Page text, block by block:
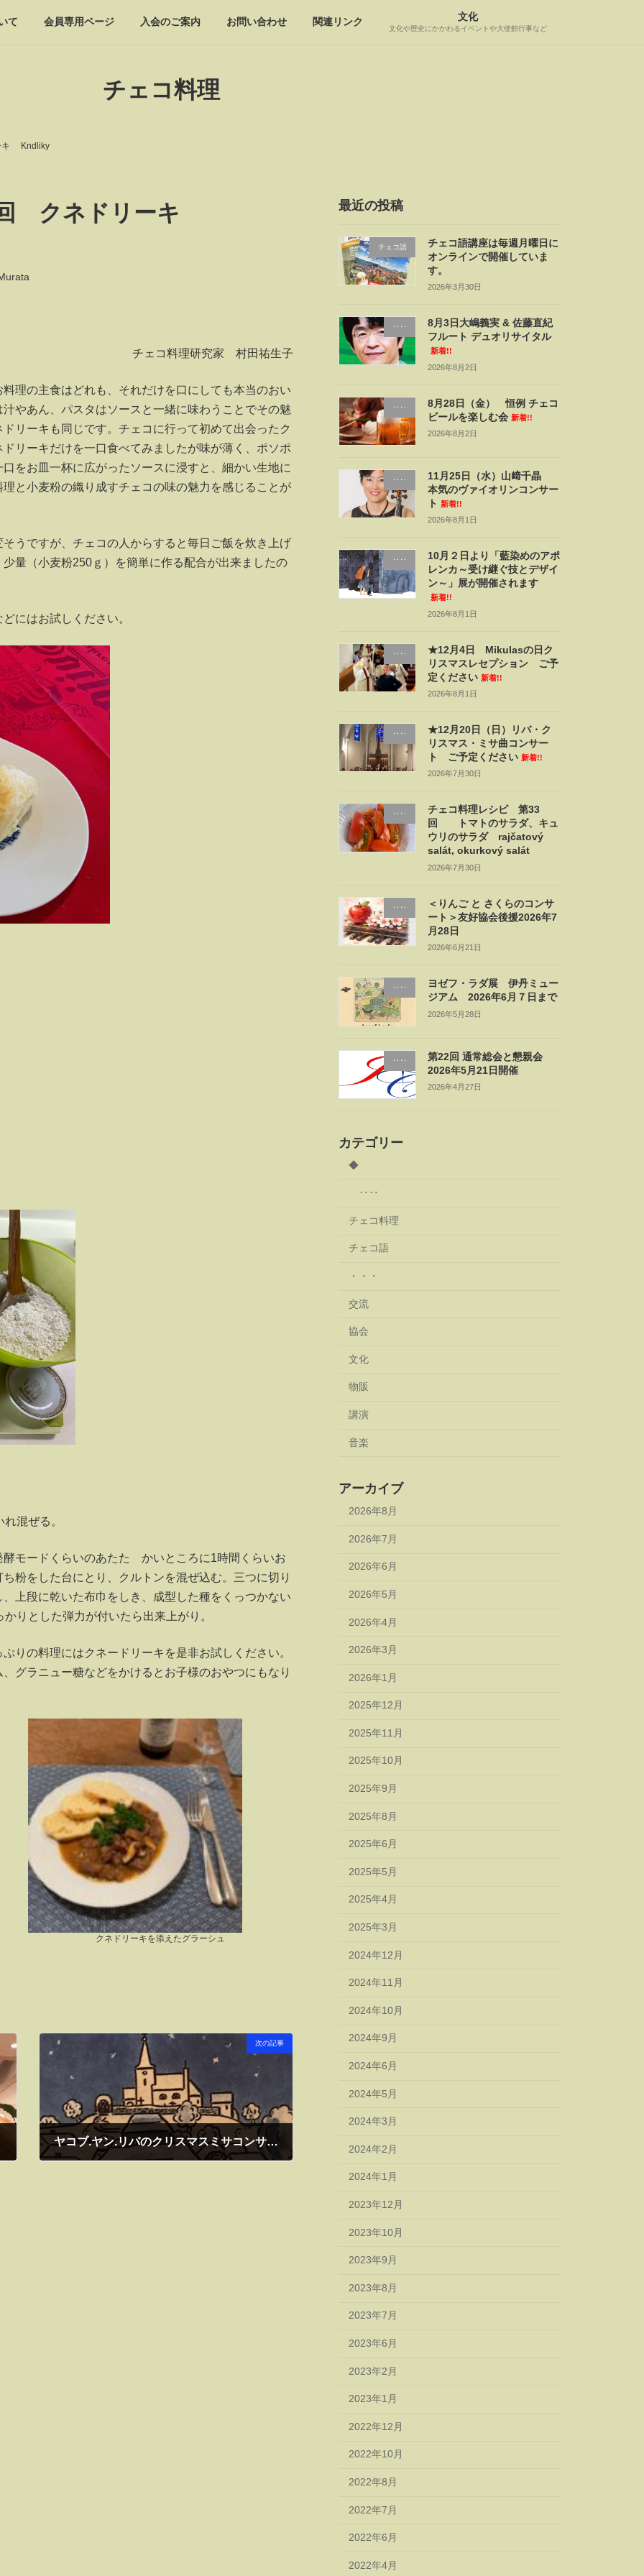
て 会員専用ページ 入会のご案内 お問い合わせ 関連リンク 文化
文化や歴史にかかわるイベントや大使館行事など
チェコ料理
キ Kndliky
クネドリーキ
チェコ料理研究家 村田祐生子
理の主食はどれも、それだけを口にしても本当のおい
やあん、パスタはソースと一緒に味わうことでその魅
リーキも同じです。チェコに行って初めて出会ったク
リーキだけを一口食べてみましたが味が薄く、ポソポ
をお皿一杯に広がったソースに浸すと、細かい生地に
と小麦粉の織り成すチェコの味の魅力を感じることが
うですが、チェコの人からすると毎日ご飯を炊き上げ
量（小麦粉250ｇ）を簡単に作る配合が出来ましたの
にはお試しください。
混ぜる。
モードくらいのあたた かいところに1時間くらいお
粉をした台にとり、クルトンを混ぜ込む。三つに切り
上段に乾いた布巾をしき、成型した種をくっつかない
りとした弾力が付いたら出来上がり。
の料理にはクネードリーキを是非お試しください。
グラニュー糖などをかけるとお子様のおやつにもなり
クネドリーキを添えたグラーシュ
次の記事
ヤコブ.ヤン.リバのクリスマスミサコンサート 今年も世田谷教会で開催！2021年12月19日
最近の投稿
チェコ語
チェコ語講座は毎週月曜日に
オンラインで開催していま
す。
2026年3月30日
‥‥
8月3日大嶋義実 & 佐藤直紀
フルート デュオリサイタル
新着!!
2026年8月2日
‥‥
8月28日（金） 恒例 チェコ
ビールを楽しむ会 新着!!
2026年8月2日
‥‥
11月25日（水）山﨑千晶
本気のヴァイオリンコンサー
ト
新着!!
2026年8月1日
‥‥
10月２日より「藍染めのアポ
レンカ～受け継ぐ技とデザイ
ン～」展が開催されます
新着!!
2026年8月1日
‥‥
★12月4日 Mikulasの日ク
リスマスレセプション ご予
定ください 新着!!
2026年8月1日
‥‥
★12月20日（日）リバ・ク
リスマス・ミサ曲コンサー
ト ご予定ください 新着!!
2026年7月30日
‥‥
チェコ料理レシピ 第33
回 トマトのサラダ、キュ
ウリのサラダ rajčatový
salát, okurkový salát
2026年7月30日
‥‥
＜りんご と さくらのコンサ
ート＞友好協会後援2026年7
月28日
2026年6月21日
‥‥
ヨゼフ・ラダ展 伊丹ミュー
ジアム 2026年6月７日まで
2026年5月28日
‥‥
第22回 通常総会と懇親会
2026年5月21日開催
2026年4月27日
カテゴリー
◆
‥‥
チェコ料理
チェコ語
・・・
交流
協会
文化
物販
講演
音楽
アーカイブ
2026年8月
2026年7月
2026年6月
2026年5月
2026年4月
2026年3月
2026年1月
2025年12月
2025年11月
2025年10月
2025年9月
2025年8月
2025年6月
2025年5月
2025年4月
2025年3月
2024年12月
2024年11月
2024年10月
2024年9月
2024年6月
2024年5月
2024年3月
2024年2月
2024年1月
2023年12月
2023年10月
2023年9月
2023年8月
2023年7月
2023年6月
2023年2月
2023年1月
2022年12月
2022年10月
2022年8月
2022年7月
2022年6月
2022年4月